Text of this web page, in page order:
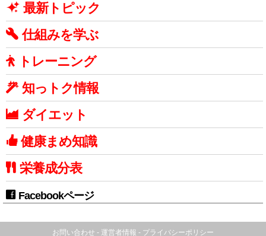
最新トピック
仕組みを学ぶ
トレーニング
知っトク情報
ダイエット
健康まめ知識
栄養成分表
Facebookページ
お問い合わせ - 運営者情報 - プライバシーポリシー